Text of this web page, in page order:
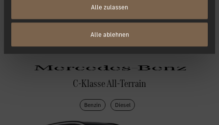
Alle zulassen
Alle ablehnen
C-Klasse All-Terrain
Benzin Diesel